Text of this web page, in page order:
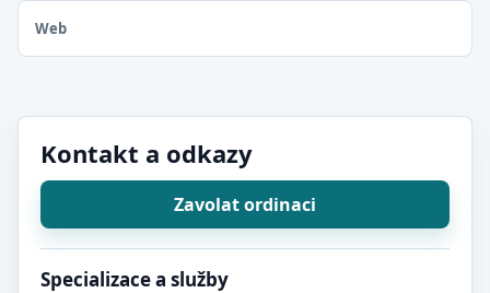
Web
Kontakt a odkazy
Zavolat ordinaci
Specializace a služby